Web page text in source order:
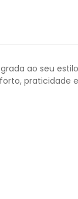
ao seu estilo
praticidade e